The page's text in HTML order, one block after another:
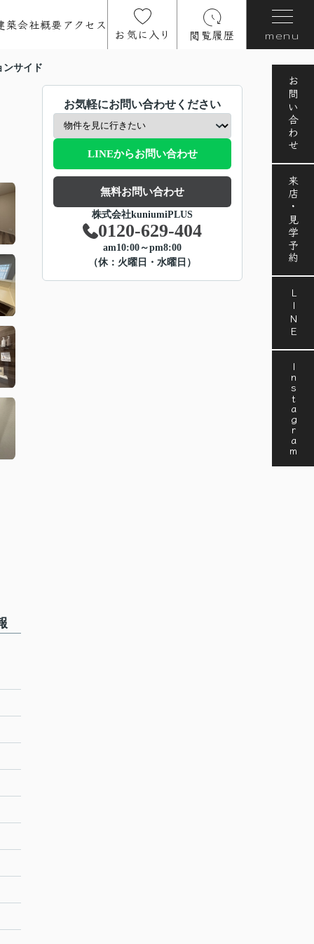
築会社概要アクセス
お気に入り 閲覧履歴 menu
お問い合わせ
来店・見学予約
LINE
Instagram
ンサイド
お気軽にお問い合わせください
LINEからお問い合わせ
無料お問い合わせ
株式会社kuniumiPLUS
0120-629-404
am10:00～pm8:00
（休：火曜日・水曜日）